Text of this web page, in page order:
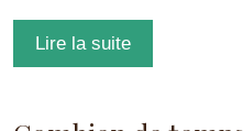
Lire la suite